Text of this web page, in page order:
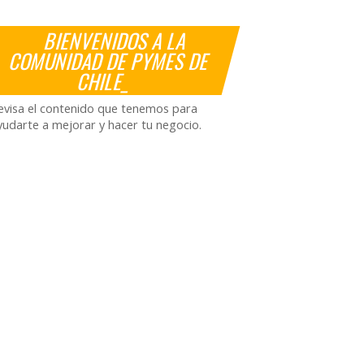
BIENVENIDOS A LA
COMUNIDAD DE PYMES DE
CHILE_
el contenido que tenemos para
a mejorar y hacer tu negocio.